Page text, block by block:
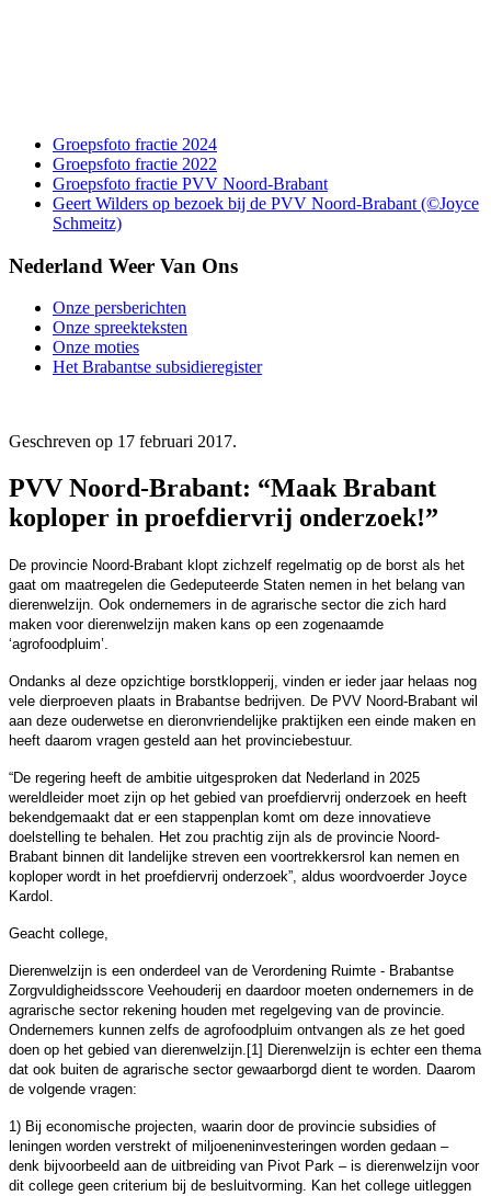
Groepsfoto fractie 2024
Groepsfoto fractie 2022
Groepsfoto fractie PVV Noord-Brabant
Geert Wilders op bezoek bij de PVV Noord-Brabant (©Joyce
Schmeitz)
Nederland Weer Van Ons
Onze persberichten
Onze spreekteksten
Onze moties
Het Brabantse subsidieregister
Geschreven op 17 februari 2017.
PVV Noord-Brabant: “Maak Brabant
koploper in proefdiervrij onderzoek!”
De provincie Noord-Brabant klopt zichzelf regelmatig op de borst als het
gaat om maatregelen die Gedeputeerde Staten nemen in het belang van
dierenwelzijn. Ook ondernemers in de agrarische sector die zich hard
maken voor dierenwelzijn maken kans op een zogenaamde
‘agrofoodpluim’.
Ondanks al deze opzichtige borstklopperij, vinden er ieder jaar helaas nog
vele dierproeven plaats in Brabantse bedrijven. De PVV Noord-Brabant wil
aan deze ouderwetse en dieronvriendelijke praktijken een einde maken en
heeft daarom vragen gesteld aan het provinciebestuur.
“De regering heeft de ambitie uitgesproken dat Nederland in 2025
wereldleider moet zijn op het gebied van proefdiervrij onderzoek en heeft
bekendgemaakt dat er een stappenplan komt om deze innovatieve
doelstelling te behalen. Het zou prachtig zijn als de provincie Noord-
Brabant binnen dit landelijke streven een voortrekkersrol kan nemen en
koploper wordt in het proefdiervrij onderzoek”, aldus woordvoerder Joyce
Kardol.
Geacht college,
Dierenwelzijn is een onderdeel van de Verordening Ruimte - Brabantse
Zorgvuldigheidsscore Veehouderij en daardoor moeten ondernemers in de
agrarische sector rekening houden met regelgeving van de provincie.
Ondernemers kunnen zelfs de agrofoodpluim ontvangen als ze het goed
doen op het gebied van dierenwelzijn.[1] Dierenwelzijn is echter een thema
dat ook buiten de agrarische sector gewaarborgd dient te worden. Daarom
de volgende vragen:
1) Bij economische projecten, waarin door de provincie subsidies of
leningen worden verstrekt of miljoeneninvesteringen worden gedaan –
denk bijvoorbeeld aan de uitbreiding van Pivot Park – is dierenwelzijn voor
dit college geen criterium bij de besluitvorming. Kan het college uitleggen